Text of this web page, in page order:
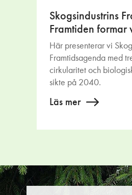
Skogsindustrins
Framtiden formar
Här presenterar vi
Framtidsagenda med
cirkularitet och
sikte på 2040.
Läs mer